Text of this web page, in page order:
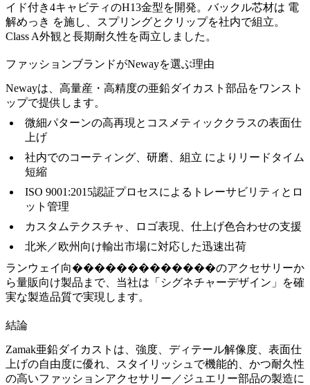
イド付き4キャビティのH13金型を開発。バックル芯材は 電
解めっき を施し、スプリングとクリップを社内で組立。
Class A外観と長期耐久性を両立しました。
ファッションブランドがNewayを選ぶ理由
Newayは、高量産・高精度の亜鉛ダイカスト部品をワンスト
ップで提供します。
微細パターンの高再現とコスメティッククラスの表面仕
上げ
社内でのコーティング、研磨、 組立 によりリードタイム
短縮
ISO 9001:2015認証プロセスによるトレーサビリティとロ
ット管理
カスタムテクスチャ、ロゴ表現、仕上げ色合わせの支援
北米／欧州向け輸出市場に対応した迅速出荷
ランウェイ向�������������のアクセサリーか
ら量販向け製品まで、当社は「シグネチャーデザイン」を確
実な製造品質で実現します。
結論
Zamak亜鉛ダイカストは、強度、ディテール解像度、表面仕
上げの自由度に優れ、スタイリッシュで機能的、かつ耐久性
の高いファッションアクセサリー／ジュエリー部品の製造に